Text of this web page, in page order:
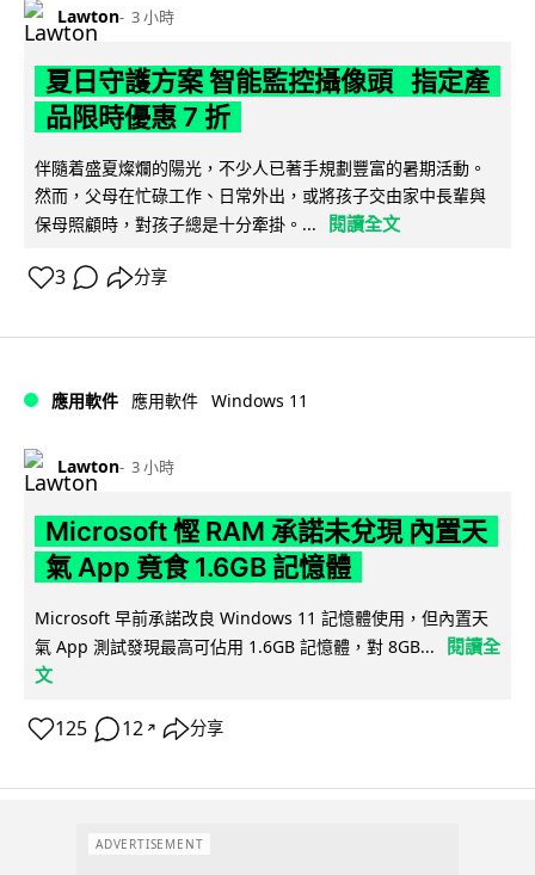
Lawton 3 小時
夏日守護方案 智能監控攝像頭 指定產
品限時優惠 7 折
伴隨着盛夏燦爛的陽光，不少人已著手規劃豐富的暑期活動。
然而，父母在忙碌工作、日常外出，或將孩子交由家中長輩與
保母照顧時，對孩子總是十分牽掛。...
閱讀全文
3 分享
應用軟件 應用軟件 Windows 11
Lawton 3 小時
Microsoft 慳 RAM 承諾未兌現 內置天
氣 App 竟食 1.6GB 記憶體
Microsoft 早前承諾改良 Windows 11 記憶體使用，但內置天
氣 App 測試發現最高可佔用 1.6GB 記憶體，對 8GB...
閱讀全
文
125 12 ↗ 分享
ADVERTISEMENT